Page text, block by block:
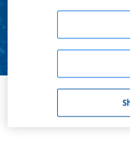
VER TODOS LOS